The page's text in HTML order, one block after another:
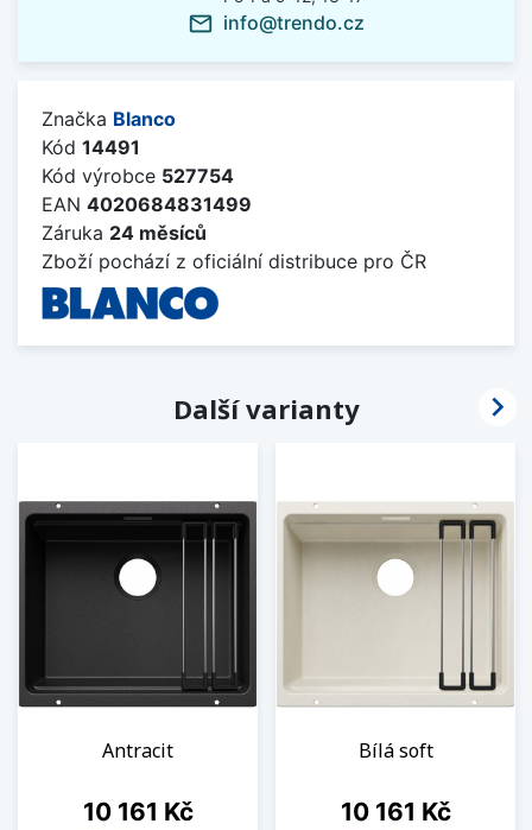
mail_outline info@trendo.cz
Značka Blanco
Kód 14491
Kód výrobce 527754
EAN 4020684831499
Záruka 24 měsíců
Zboží pochází z oficiální distribuce pro ČR
Další varianty
Antracit
Cena
10 161 Kč
Bílá soft
Cena
10 161 Kč
